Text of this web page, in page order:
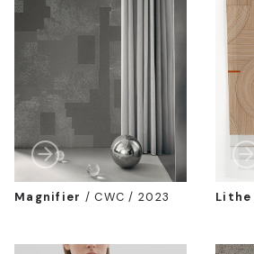
Magnifier /CWC / 2023 Lithe